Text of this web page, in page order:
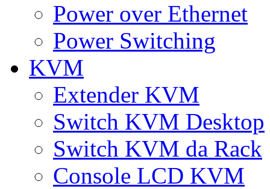
Power over Ethernet
Power Switching
KVM
Extender KVM
Switch KVM Desktop
Switch KVM da Rack
Console LCD KVM